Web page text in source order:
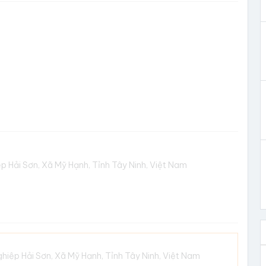
Sơn, Xã Mỹ Hạnh, Tỉnh Tây Ninh, Việt Nam
Hải Sơn, Xã Mỹ Hạnh, Tỉnh Tây Ninh, Việt Nam